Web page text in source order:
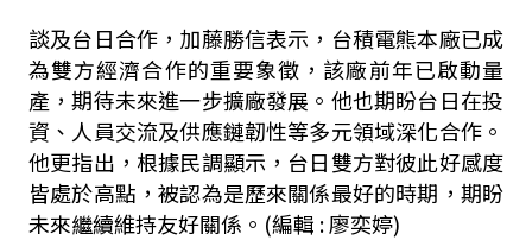
談及台日合作，加藤勝信表示，台積電熊本廠已成
為雙方經濟合作的重要象徵，該廠前年已啟動量
產，期待未來進一步擴廠發展。他也期盼台日在投
資、人員交流及供應鏈韌性等多元領域深化合作。
他更指出，根據民調顯示，台日雙方對彼此好感度
皆處於高點，被認為是歷來關係最好的時期，期盼
未來繼續維持友好關係。 (編輯 : 廖奕婷)